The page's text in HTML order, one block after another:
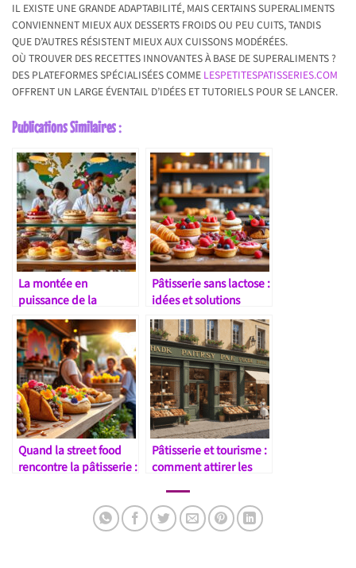
IL EXISTE UNE GRANDE ADAPTABILITÉ, MAIS CERTAINS SUPERALIMENTS
CONVIENNENT MIEUX AUX DESSERTS FROIDS OU PEU CUITS, TANDIS
QUE D’AUTRES RÉSISTENT MIEUX AUX CUISSONS MODÉRÉES.
OÙ TROUVER DES RECETTES INNOVANTES À BASE DE SUPERALIMENTS ?
DES PLATEFORMES SPÉCIALISÉES COMME LESPETITESPATISSERIES.COM
OFFRENT UN LARGE ÉVENTAIL D’IDÉES ET TUTORIELS POUR SE LANCER.
Publications Similaires :
La montée en
puissance de la
pâtisserie végétale
dans le monde
Pâtisserie sans lactose :
idées et solutions
Quand la street food
rencontre la pâtisserie :
Pâtisserie et tourisme :
comment attirer les